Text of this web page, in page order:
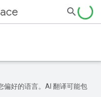
偏好的语言。AI 翻译可能包